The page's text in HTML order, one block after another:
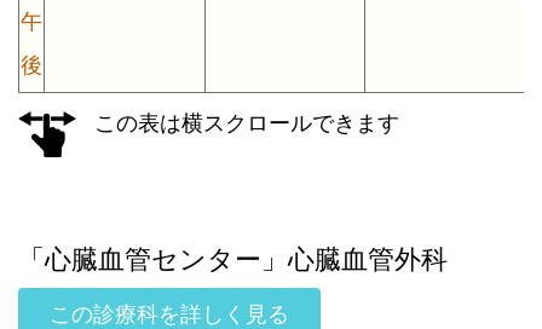
午
後
この表は横スクロールできます
「心臓血管センター」心臓血管外科
この診療科を詳しく見る